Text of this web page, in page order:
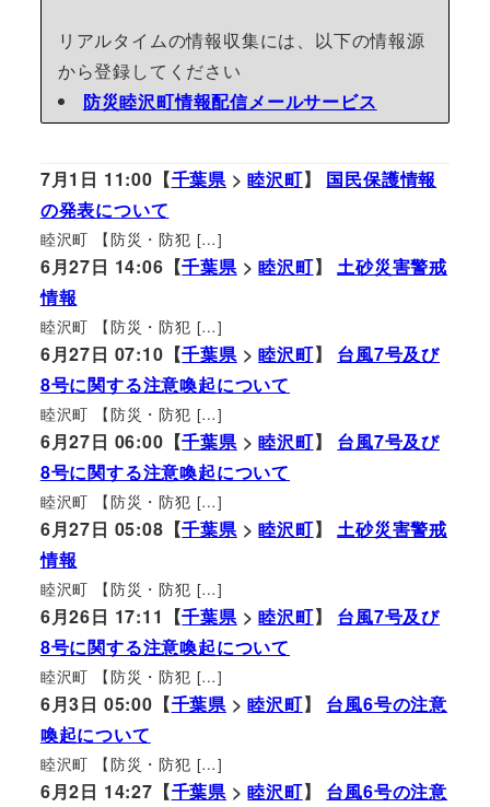
リアルタイムの情報収集には、以下の情報源
から登録してください
防災睦沢町情報配信メールサービス
7月1日 11:00【千葉県 >睦沢町】 国民保護情報
の発表について
睦沢町 【防災・防犯 […]
6月27日 14:06【千葉県>睦沢町】土砂災害警戒
情報
睦沢町 【防災・防犯 […]
6月27日 07:10【千葉県>睦沢町】 台風7号及び
8号に関する注意喚起について
睦沢町 【防災・防犯 […]
6月27日 06:00【千葉県>睦沢町】 台風7号及び
8号に関する注意喚起について
睦沢町 【防災・防犯 […]
6月27日 05:08【千葉県>睦沢町】土砂災害警戒
情報
睦沢町 【防災・防犯 […]
6月26日 17:11【千葉県>睦沢町】 台風7号及び
8号に関する注意喚起について
睦沢町 【防災・防犯 […]
6月3日 05:00【千葉県 >睦沢町】 台風6号の注意
喚起について
睦沢町 【防災・防犯 […]
6月2日 14:27【千葉県 >睦沢町】 台風6号の注意